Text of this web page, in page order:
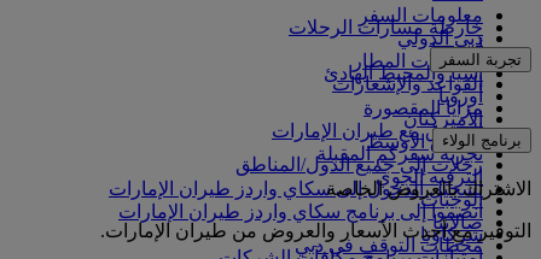
معلومات السفر
دبي الدولي
مواصلات المطار
القواعد والإشعارات
خارطة مسارات الرحلات
أفريقيا
آسيا والمحيط الهادئ
أوروبا
الأميركتان
الشرق الأوسط
رحلات إلى جميع الدول/المناطق
تجربة السفر
مزايا المقصورة
التسوق مع طيران الإمارات
تجربة سفركم المقبلة
الترفيه الجوي
الوجبات
صالاتنا
محطات التوقف في دبي
برنامج الولاء
تسجيل الدخول إلى سكاي واردز طيران الإمارات
انضموا إلى برنامج سكاي واردز طيران الإمارات
شركاؤنا
الاشتراك بالعروض الخاصة
التوفير مع أحدث الأسعار والعروض من طيران الإمارات.